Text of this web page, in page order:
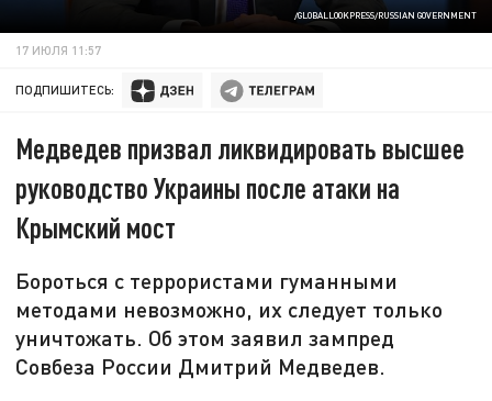
/GLOBALLOOKPRESS/RUSSIAN GOVERNMENT
17 ИЮЛЯ 11:57
ПОДПИШИТЕСЬ:
Медведев призвал ликвидировать высшее
руководство Украины после атаки на
Крымский мост
Бороться с террористами гуманными
методами невозможно, их следует только
уничтожать. Об этом заявил зампред
Совбеза России Дмитрий Медведев.